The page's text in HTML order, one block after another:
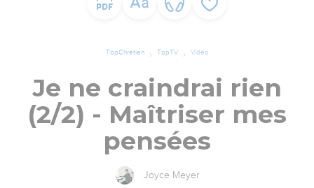
TopChrétien TopTV Vidéo
Je ne craindrai rien
(2/2) - Maîtriser mes
pensées
Joyce Meyer